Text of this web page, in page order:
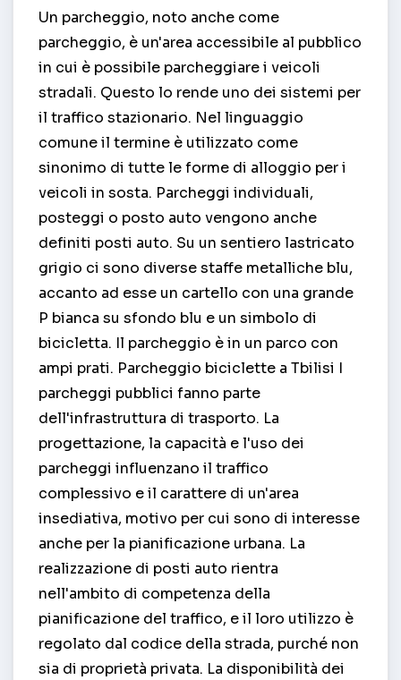
Un parcheggio, noto anche come
parcheggio, è un'area accessibile al pubblico
in cui è possibile parcheggiare i veicoli
stradali. Questo lo rende uno dei sistemi per
il traffico stazionario. Nel linguaggio
comune il termine è utilizzato come
sinonimo di tutte le forme di alloggio per i
veicoli in sosta. Parcheggi individuali,
posteggi o posto auto vengono anche
definiti posti auto. Su un sentiero lastricato
grigio ci sono diverse staffe metalliche blu,
accanto ad esse un cartello con una grande
P bianca su sfondo blu e un simbolo di
bicicletta. Il parcheggio è in un parco con
ampi prati. Parcheggio biciclette a Tbilisi I
parcheggi pubblici fanno parte
dell'infrastruttura di trasporto. La
progettazione, la capacità e l'uso dei
parcheggi influenzano il traffico
complessivo e il carattere di un'area
insediativa, motivo per cui sono di interesse
anche per la pianificazione urbana. La
realizzazione di posti auto rientra
nell'ambito di competenza della
pianificazione del traffico, e il loro utilizzo è
regolato dal codice della strada, purché non
sia di proprietà privata. La disponibilità dei